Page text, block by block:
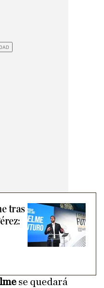
tras
se quedará